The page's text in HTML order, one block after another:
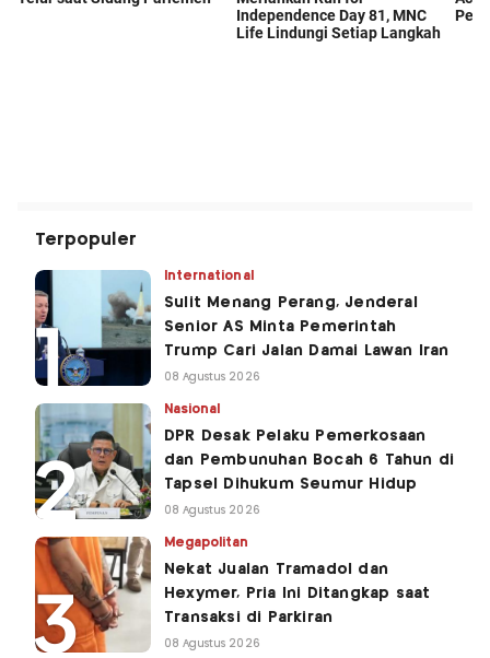
Terpopuler
International
Sulit Menang Perang, Jenderal
Senior AS Minta Pemerintah
Trump Cari Jalan Damai Lawan Iran
08 Agustus 2026
Nasional
DPR Desak Pelaku Pemerkosaan
dan Pembunuhan Bocah 6 Tahun di
Tapsel Dihukum Seumur Hidup
08 Agustus 2026
Megapolitan
Nekat Jualan Tramadol dan
Hexymer, Pria Ini Ditangkap saat
Transaksi di Parkiran
08 Agustus 2026